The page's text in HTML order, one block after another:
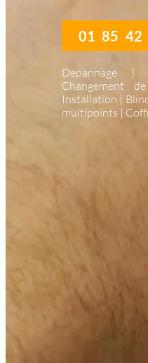
01 85 42
Dépannage
Changement
Installation |
multipoints |